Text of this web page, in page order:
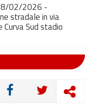
02/2026 -
stradale in via
Sud stadio
CONDIVIDI